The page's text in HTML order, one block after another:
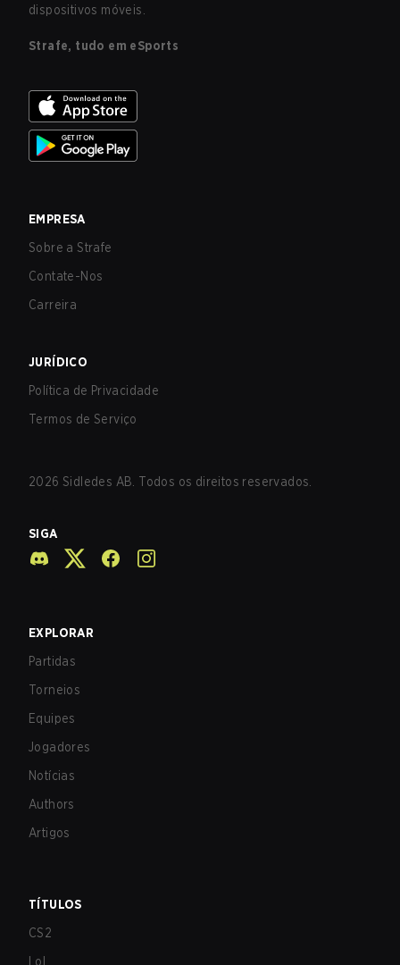
dispositivos móveis.
Strafe, tudo em eSports
EMPRESA
Sobre a Strafe
Contate-Nos
Carreira
JURÍDICO
Política de Privacidade
Termos de Serviço
2026 Sidledes AB. Todos os direitos reservados.
SIGA
EXPLORAR
Partidas
Torneios
Equipes
Jogadores
Notícias
Authors
Artigos
TÍTULOS
CS2
LoL